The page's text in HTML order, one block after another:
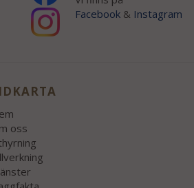
Facebook & Instagram
oss